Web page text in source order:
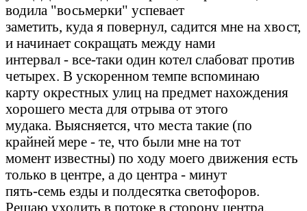
водила "восьмерки" успевает
заметить, куда я повернул, садится мне на хвост,
и начинает сокращать между нами
интервал - все-таки один котел слабоват против
четырех. В ускоренном темпе вспоминаю
карту окрестных улиц на предмет нахождения
хорошего места для отрыва от этого
мудака. Выясняется, что места такие (по
крайней мере - те, что были мне на тот
момент известны) по ходу моего движения есть
только в центре, а до центра - минут
пять-семь езды и полдесятка светофоров.
Решаю уходить в потоке в сторону центра,